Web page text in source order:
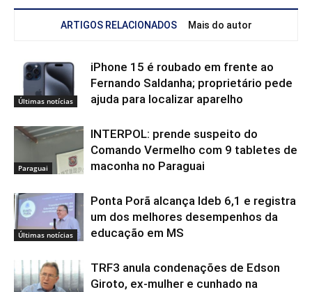
ARTIGOS RELACIONADOS Mais do autor
Últimas notícias
iPhone 15 é roubado em frente ao
Fernando Saldanha; proprietário pede
ajuda para localizar aparelho
Paraguai
INTERPOL: prende suspeito do
Comando Vermelho com 9 tabletes de
maconha no Paraguai
Últimas notícias
Ponta Porã alcança Ideb 6,1 e registra
um dos melhores desempenhos da
educação em MS
TRF3 anula condenações de Edson
Giroto, ex-mulher e cunhado na